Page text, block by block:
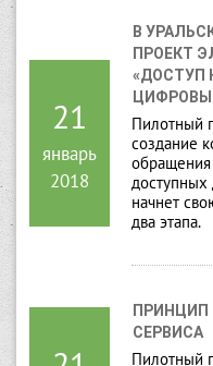
21
январь
2018
В
ПРОЕКТ
«ДОСТУП
Пилотный
создание
обращения
доступных
начнет
два этапа.
ПРИНЦИП
СЕРВИСА
Пилотный